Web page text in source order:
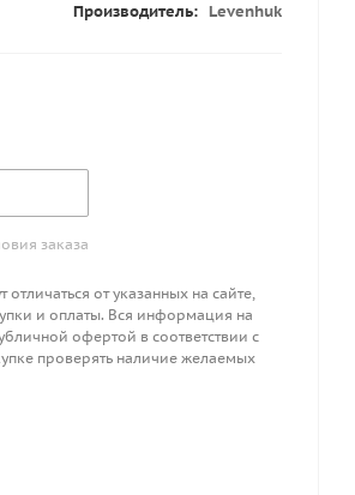
Производитель: Levenhuk
заказа
от указанных на сайте,
и оплаты. Вся информация на
офертой в соответствии с
проверять наличие желаемых